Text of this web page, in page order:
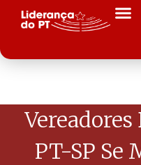
Vereadores
PT-SP Se